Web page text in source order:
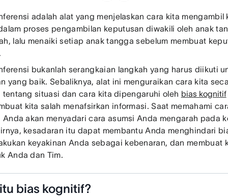
adalah alat yang menjelaskan cara kita mengambil
proses pengambilan keputusan diwakili oleh anak
lalu menaiki setiap anak tangga sebelum membuat
bukanlah serangkaian langkah yang harus diikuti
yang baik. Sebaliknya, alat ini menguraikan cara kita
tentang situasi dan cara kita dipengaruhi oleh bias kognitif
kita salah menafsirkan informasi. Saat memahami
Anda akan menyadari cara asumsi Anda mengarah pada
kesadaran itu dapat membantu Anda menghindari
keyakinan Anda sebagai kebenaran, dan membuat
Anda dan Tim.
bias kognitif?